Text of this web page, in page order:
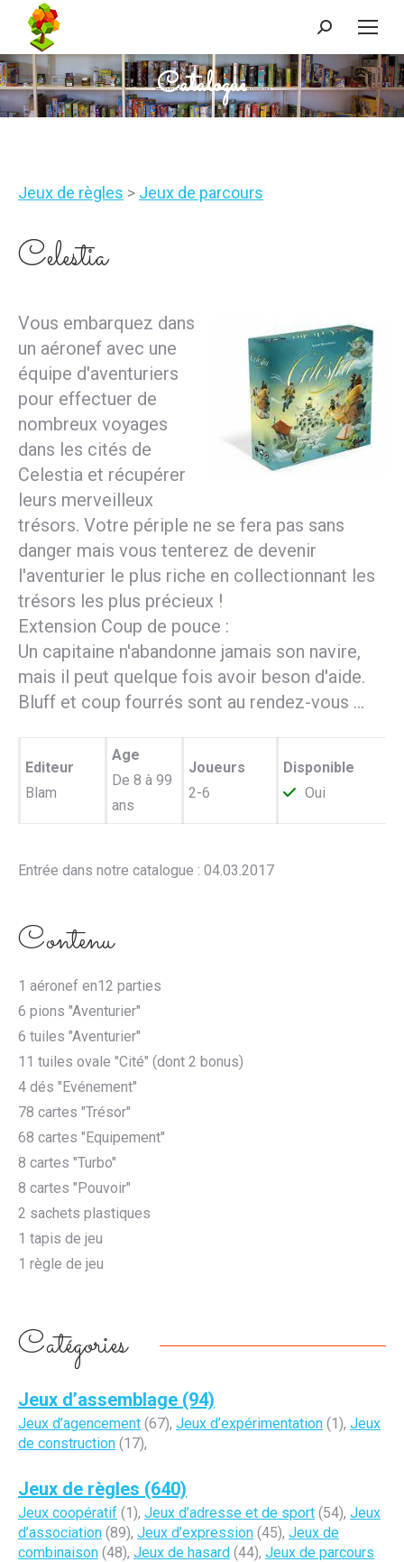
Recherche
:
Catalogue
Vous êtes ici :
Jeux de règles > Jeux de parcours
Celestia
Vous embarquez dans
un aéronef avec une
équipe d'aventuriers
pour effectuer de
nombreux voyages
dans les cités de
Celestia et récupérer
leurs merveilleux
trésors. Votre périple ne se fera pas sans
danger mais vous tenterez de devenir
l'aventurier le plus riche en collectionnant les
trésors les plus précieux !
Extension Coup de pouce :
Un capitaine n'abandonne jamais son navire,
mais il peut quelque fois avoir beson d'aide.
Bluff et coup fourrés sont au rendez-vous ...
Editeur
Blam
Age
De 8 à 99
ans
Joueurs
2-6
Disponible
Oui
Entrée dans notre catalogue : 04.03.2017
Contenu
1 aéronef en12 parties
6 pions "Aventurier"
6 tuiles "Aventurier"
11 tuiles ovale "Cité" (dont 2 bonus)
4 dés "Evénement"
78 cartes "Trésor"
68 cartes "Equipement"
8 cartes "Turbo"
8 cartes "Pouvoir"
2 sachets plastiques
1 tapis de jeu
1 règle de jeu
Catégories
Jeux d’assemblage (94)
Jeux d’agencement (67), Jeux d’expérimentation (1), Jeux
de construction (17),
Jeux de règles (640)
Jeux coopératif (1), Jeux d’adresse et de sport (54), Jeux
d’association (89), Jeux d’expression (45), Jeux de
combinaison (48), Jeux de hasard (44), Jeux de parcours